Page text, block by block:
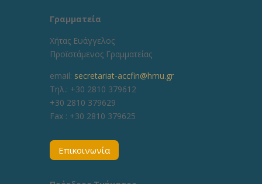
Γραμματεία
Χήτας Ευάγγελος
Προϊστάμενος Γραμματείας
email: secretariat-accfin@hmu.gr
Τηλ.: +30 2810 379612
+30 2810 379629
Fax : +30 2810 379625
Επικοινωνία